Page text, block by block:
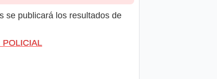
se publicará los resultados de
POLICIAL